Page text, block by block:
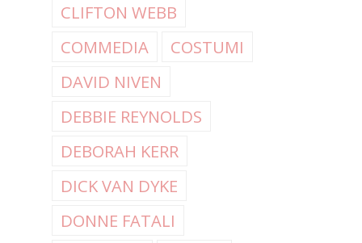
CLIFTON WEBB
COMMEDIA
COSTUMI
DAVID NIVEN
DEBBIE REYNOLDS
DEBORAH KERR
DICK VAN DYKE
DONNE FATALI